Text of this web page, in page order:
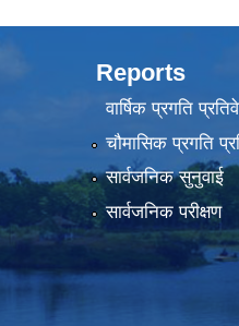
Reports
वार्षिक प्रगति
चौमासिक प्रगति
सार्वजनिक सुनुवाई
सार्वजनिक परीक्षण